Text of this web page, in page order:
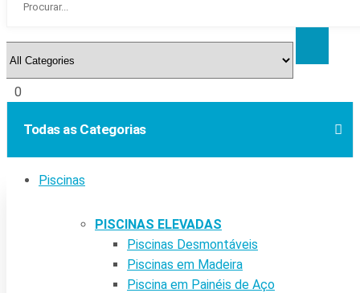
0
Todas as Categorias
Piscinas
PISCINAS ELEVADAS
Piscinas Desmontáveis
Piscinas em Madeira
Piscina em Painéis de Aço